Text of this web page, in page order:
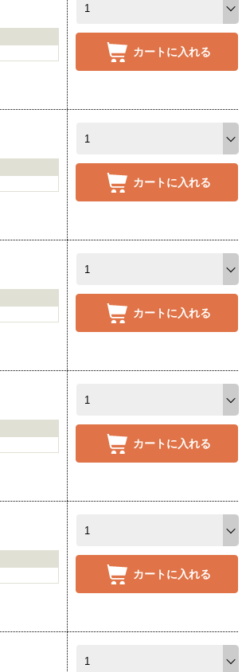
カートに入れる
カートに入れる
カートに入れる
カートに入れる
カートに入れる